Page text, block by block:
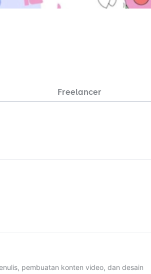
Freelancer
pembuatan konten video, dan desain